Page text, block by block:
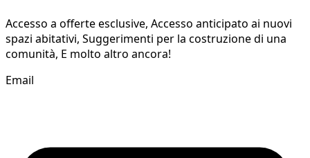
Accesso a offerte esclusive, Accesso anticipato ai nuovi
spazi abitativi, Suggerimenti per la costruzione di una
comunità, E molto altro ancora!
Email